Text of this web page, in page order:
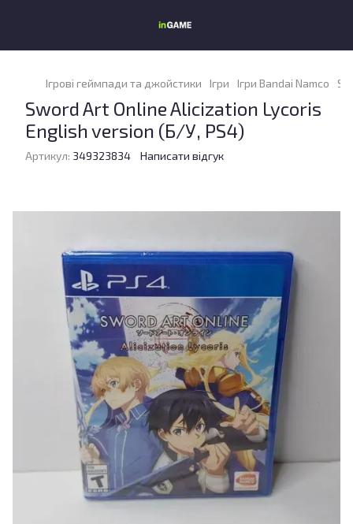
Ігрові геймпади та джойстики Ігри Ігри Bandai Namco
Sword Art Online Alicization Lycoris
English version (Б/У, PS4)
Артикул: 349323834 Написати відгук